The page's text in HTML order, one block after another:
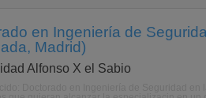
en Ingeniería de
Madrid)
Alfonso X el Sabio